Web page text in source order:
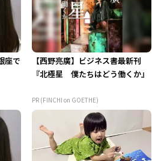
座で
【西野亮廣】ビジネス書最新刊
『北極星 僕たちはどう働くか』
PR (FINCHI on GOETHE)